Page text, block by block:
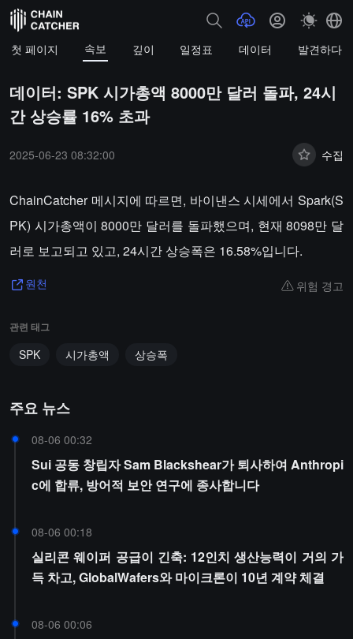
첫 페이지 속보 깊이 일정표 데이터 발견하다
데이터: SPK 시가총액 8000만 달러 돌파, 24시
간 상승률 16% 초과
2025-06-23 08:32:00 수집
ChainCatcher 메시지에 따르면, 바이낸스 시세에서 Spark(S
PK) 시가총액이 8000만 달러를 돌파했으며, 현재 8098만 달
러로 보고되고 있고, 24시간 상승폭은 16.58%입니다.
원천 위험 경고
관련 태그
SPK 시가총액 상승폭
주요 뉴스
08-06 00:32
Sui 공동 창립자 Sam Blackshear가 퇴사하여 Anthropi
c에 합류, 방어적 보안 연구에 종사합니다
08-06 00:18
실리콘 웨이퍼 공급이 긴축: 12인치 생산능력이 거의 가
득 차고, GlobalWafers와 마이크론이 10년 계약 체결
08-06 00:06